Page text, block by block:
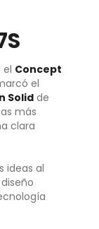
el Concept
el
Solid de
más
clara
ideas al